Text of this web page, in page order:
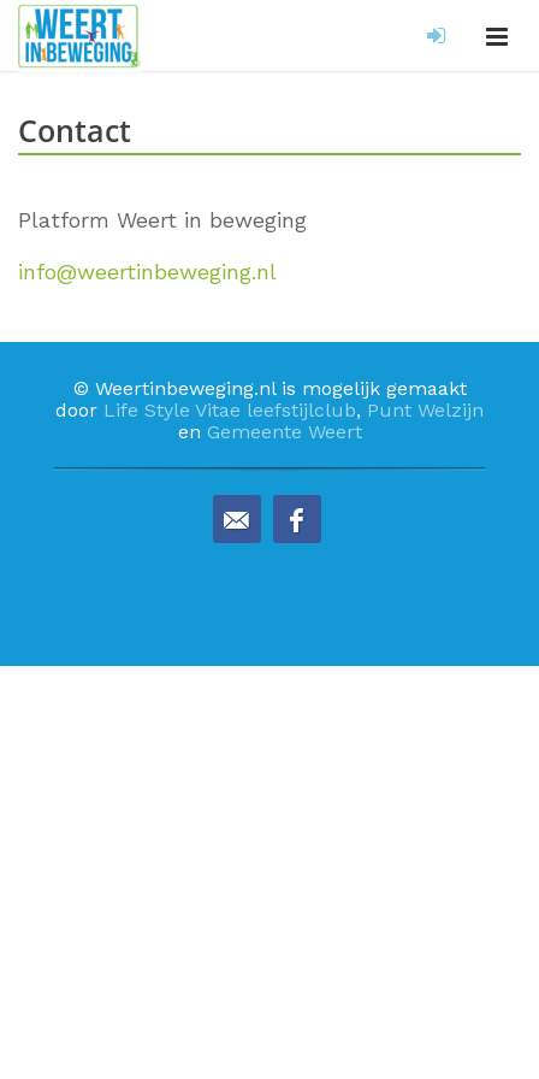
Contact
Platform Weert in beweging
info@weertinbeweging.nl
© Weertinbeweging.nl is mogelijk gemaakt
door Life Style Vitae leefstijlclub, Punt Welzijn
en Gemeente Weert